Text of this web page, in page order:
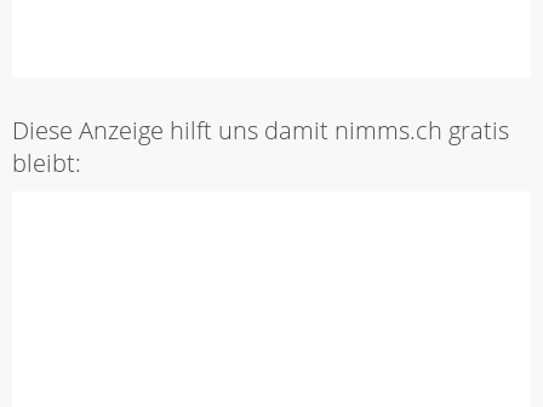
Diese Anzeige hilft uns damit nimms.ch gratis
bleibt: